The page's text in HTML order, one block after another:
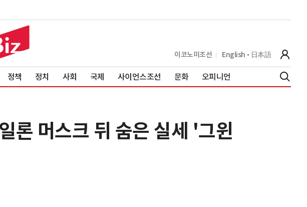
이코노미조선 English 日本語
정책 정치 사회 국제 사이언스조선 문화 오피니언
론 머스크 뒤 숨은 실세 '그윈